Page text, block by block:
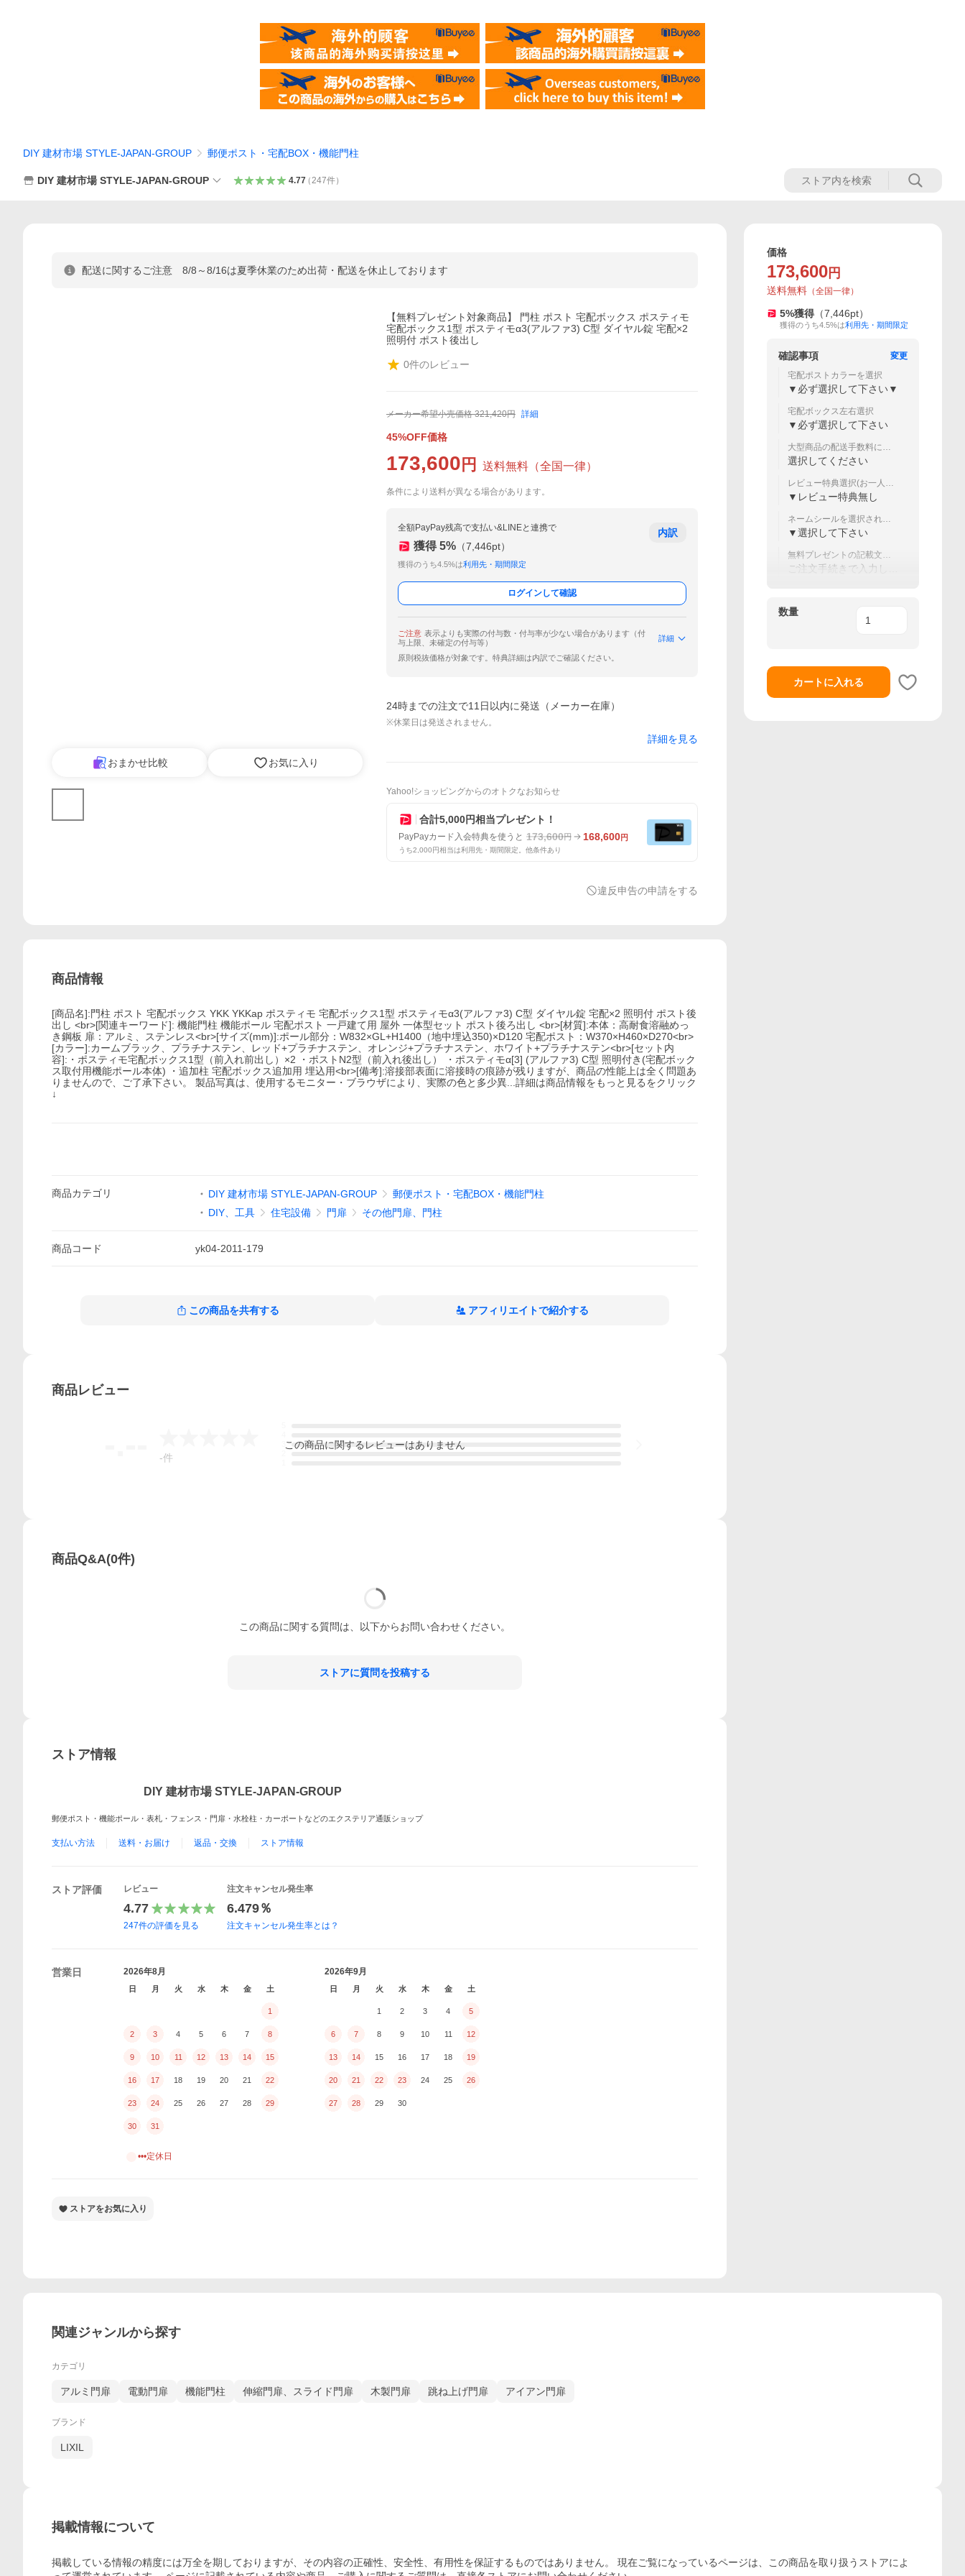
DIY 建材市場 STYLE-JAPAN-GROUP 郵便ポスト・宅配BOX・機能門柱
DIY 建材市場 STYLE-JAPAN-GROUP 4.77（247件）
配送に関するご注意 8/8～8/16は夏季休業のため出荷・配送を休止しております
おまかせ比較 お気に入り
【無料プレゼント対象商品】 門柱 ポスト 宅配ボックス ポスティモ
宅配ボックス1型 ポスティモα3(アルファ3) C型 ダイヤル錠 宅配×2
照明付 ポスト後出し
0件のレビュー
メーカー希望小売価格 321,420円 詳細
45%OFF価格
173,600 円 送料無料 （全国一律）
条件により送料が異なる場合があります。
全額PayPay残高で支払い&LINEと連携で
獲得 5% （7,446pt）
獲得のうち4.5%は利用先・期間限定
内訳
ログインして確認
ご注意 表示よりも実際の付与数・付与率が少ない場合があります（付
与上限、未確定の付与等）
詳細
原則税抜価格が対象です。特典詳細は内訳でご確認ください。
24時までの注文で11日以内に発送（メーカー在庫）
※休業日は発送されません。
詳細を見る
Yahoo!ショッピングからのオトクなお知らせ
合計5,000円相当プレゼント！
PayPayカード入会特典を使うと 173,600円 168,600円
うち2,000円相当は利用先・期間限定。他条件あり
違反申告の申請をする
商品情報
[商品名]:門柱 ポスト 宅配ボックス YKK YKKap ポスティモ 宅配ボックス1型 ポスティモα3(アルファ3) C型 ダイヤル錠 宅配×2 照明付 ポスト後
出し <br>[関連キーワード]: 機能門柱 機能ポール 宅配ポスト 一戸建て用 屋外 一体型セット ポスト後ろ出し <br>[材質]:本体：高耐食溶融めっ
き鋼板 扉：アルミ、ステンレス<br>[サイズ(mm)]:ポール部分：W832×GL+H1400（地中埋込350)×D120 宅配ポスト：W370×H460×D270<br>
[カラー]:カームブラック、プラチナステン、レッド+プラチナステン、オレンジ+プラチナステン、ホワイト+プラチナステン<br>[セット内
容]:・ポスティモ宅配ボックス1型（前入れ前出し）×2 ・ポストN2型（前入れ後出し） ・ポスティモα[3] (アルファ3) C型 照明付き(宅配ボック
ス取付用機能ポール本体) ・追加柱 宅配ボックス追加用 埋込用<br>[備考]:溶接部表面に溶接時の痕跡が残りますが、商品の性能上は全く問題あ
りませんので、ご了承下さい。 製品写真は、使用するモニター・ブラウザにより、実際の色と多少異...詳細は商品情報をもっと見るをクリック
↓
商品カテゴリ DIY 建材市場 STYLE-JAPAN-GROUP
郵便ポスト・宅配BOX・機能門柱
DIY、工具
住宅設備 門扉 その他門扉、門柱
商品コード yk04-2011-179
この商品を共有する アフィリエイトで紹介する
商品レビュー
-件
この商品に関するレビューはありません
商品Q&A(0件)
この商品に関する質問は、以下からお問い合わせください。
ストアに質問を投稿する
ストア情報
DIY 建材市場 STYLE-JAPAN-GROUP
郵便ポスト・機能ポール・表札・フェンス・門扉・水栓柱・カーポートなどのエクステリア通販ショップ
支払い方法 送料・お届け 返品・交換 ストア情報
ストア評価 レビュー
4.77
247件の評価を見る
注文キャンセル発生率
6.479％
注文キャンセル発生率とは？
営業日 2026年8月
日 月 火 水 木 金 土
1
2 3 4 5 6 7 8
9 10 11 12 13 14 15
16 17 18 19 20 21 22
23 24 25 26 27 28 29
30 31
2026年9月
日 月 火 水 木 金 土
1 2 3 4 5
6 7 8 9 10 11 12
13 14 15 16 17 18 19
20 21 22 23 24 25 26
27 28 29 30
•••定休日
ストアをお気に入り
価格
173,600 円
送料無料 （全国一律）
5%獲得 （7,446pt）
獲得のうち4.5%は利用先・期間限定
確認事項
変更
宅配ポストカラーを選択
▼必ず選択して下さい▼
宅配ボックス左右選択
▼必ず選択して下さい
大型商品の配送手数料につ
いて
選択してください
レビュー特典選択(お一人様1
枚)
▼レビュー特典無し
ネームシールを選択された
場合はカラーを選択して下
さい
▼選択して下さい
無料プレゼントの記載文字
（10文字程度まで）ご入力
ご注文手続きで入力して
数量
カートに入れる
関連ジャンルから探す
カテゴリ
アルミ門扉 電動門扉 機能門柱 伸縮門扉、スライド門扉 木製門扉 跳ね上げ門扉 アイアン門扉
ブランド
LIXIL
掲載情報について
掲載している情報の精度には万全を期しておりますが、その内容の正確性、安全性、有用性を保証するものではありません。 現在ご覧になっているページは、この商品を取り扱うストアによ